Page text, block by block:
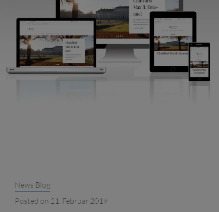
Categories:
News Blog
Posted on 21. Februar 2019